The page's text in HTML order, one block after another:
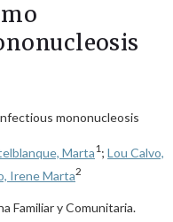
mononucleosis
Marta1 ; Lou Calvo,
Irene Marta2
Familiar y Comunitaria.